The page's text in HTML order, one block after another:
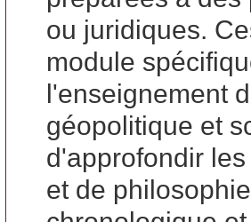
ou juridiques.
module
l'enseignement
géopolitique et
d'approfondir
et de